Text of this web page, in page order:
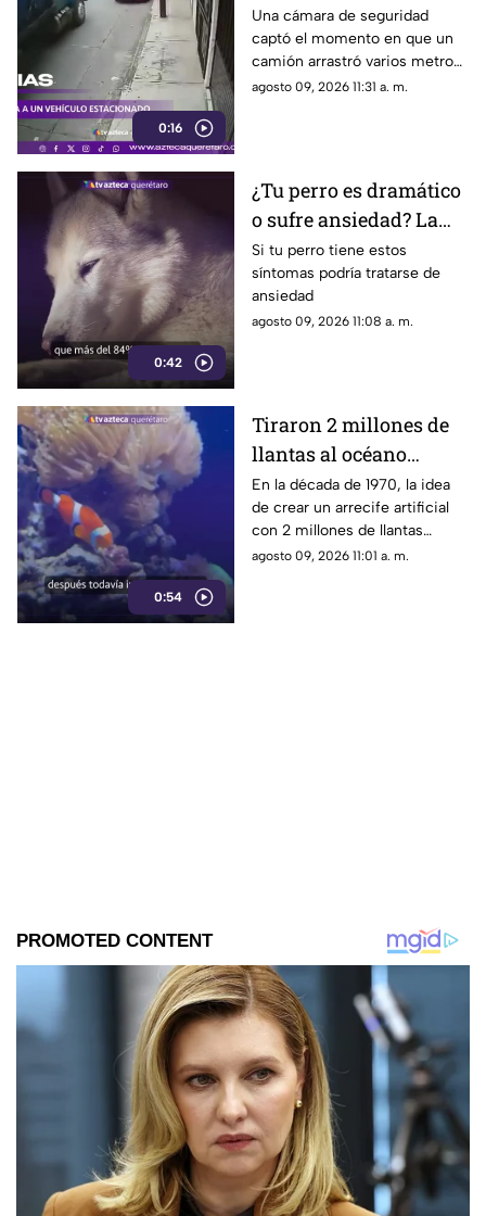
0:16
destruye vehículo
estacionado
Una cámara de seguridad
captó el momento en que un
camión arrastró varios metros
a un vehículo estacionado
agosto 09, 2026 11:31 a. m.
0:42
¿Tu perro es dramático
o sufre ansiedad? La
señal que la mayoría de
los dueños pasa por
alto
Si tu perro tiene estos
síntomas podría tratarse de
ansiedad
agosto 09, 2026 11:08 a. m.
0:54
Tiraron 2 millones de
llantas al océano
pensando que
ayudarían a la vida
marina; hoy luchan por
sacarlas
En la década de 1970, la idea
de crear un arrecife artificial
con 2 millones de llantas
parecía la solución perfecta
agosto 09, 2026 11:01 a. m.